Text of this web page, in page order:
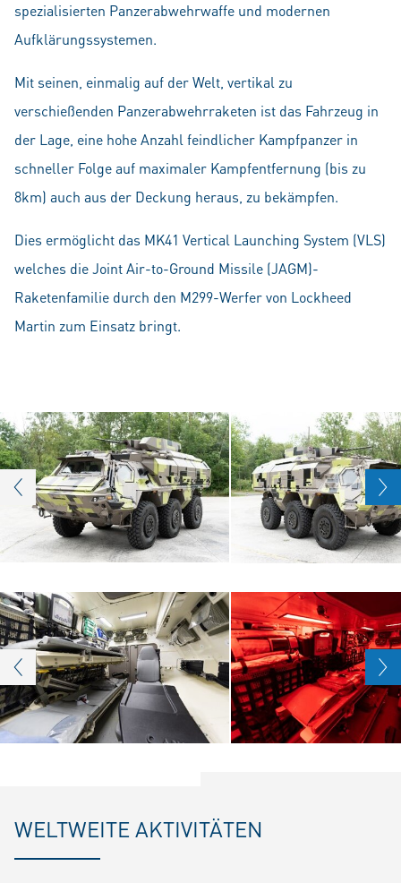
spezialisierten Panzerabwehrwaffe und modernen
Aufklärungssystemen.
Mit seinen, einmalig auf der Welt, vertikal zu
verschießenden Panzerabwehrraketen ist das Fahrzeug in
der Lage, eine hohe Anzahl feindlicher Kampfpanzer in
schneller Folge auf maximaler Kampfentfernung (bis zu
8km) auch aus der Deckung heraus, zu bekämpfen.
Dies ermöglicht das MK41 Vertical Launching System (VLS)
welches die Joint Air-to-Ground Missile (JAGM)-
Raketenfamilie durch den M299-Werfer von Lockheed
Martin zum Einsatz bringt.
WELTWEITE AKTIVITÄTEN